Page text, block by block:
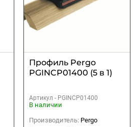
Профиль Pergo
PGINCP01400 (5 в 1)
Артикул - PGINCP01400
В наличии
Производитель: Pergo